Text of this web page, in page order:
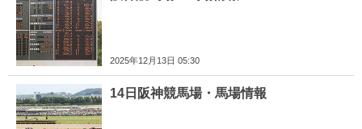
2025年12月13日 05:30
14日阪神競馬場・馬場情報